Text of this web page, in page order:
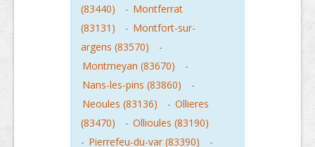
(83440)
- Montferrat
(83131)
- Montfort-sur-
argens (83570)
-
Montmeyan (83670)
-
Nans-les-pins (83860)
-
Neoules (83136)
- Ollieres
(83470)
- Ollioules (83190)
- Pierrefeu-du-var (83390)
-